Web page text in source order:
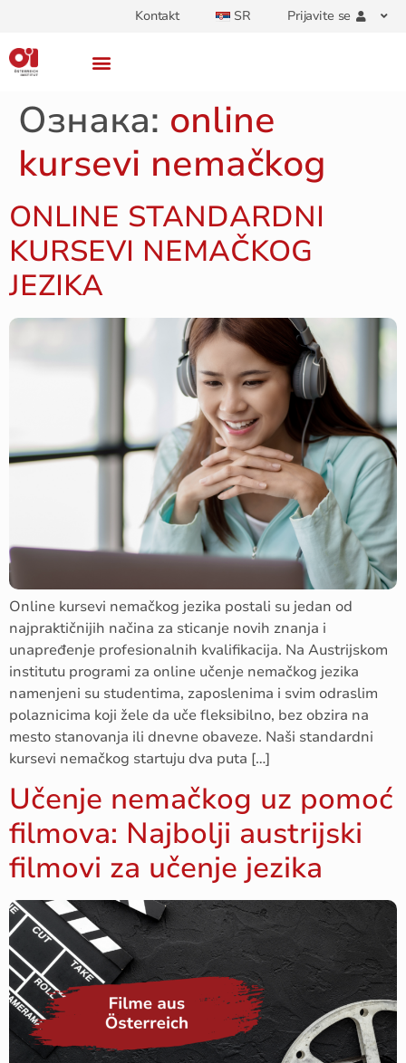
Kontakt SR Prijavite se
Ознака: online
kursevi nemačkog
ONLINE STANDARDNI
KURSEVI NEMAČKOG
JEZIKA
Online kursevi nemačkog jezika postali su jedan od
najpraktičnijih načina za sticanje novih znanja i
unapređenje profesionalnih kvalifikacija. Na Austrijskom
institutu programi za online učenje nemačkog jezika
namenjeni su studentima, zaposlenima i svim odraslim
polaznicima koji žele da uče fleksibilno, bez obzira na
mesto stanovanja ili dnevne obaveze. Naši standardni
kursevi nemačkog startuju dva puta […]
Učenje nemačkog uz pomoć
filmova: Najbolji austrijski
filmovi za učenje jezika